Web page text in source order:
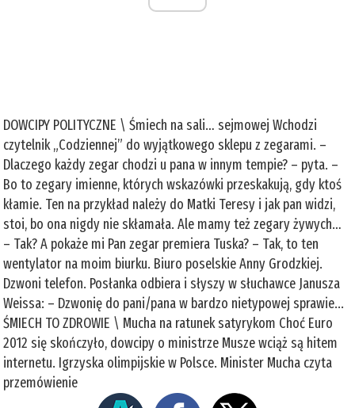
DOWCIPY POLITYCZNE \ Śmiech na sali… sejmowej Wchodzi
czytelnik „Codziennej” do wyjątkowego sklepu z zegarami. –
Dlaczego każdy zegar chodzi u pana w innym tempie? – pyta. –
Bo to zegary imienne, których wskazówki przeskakują, gdy ktoś
kłamie. Ten na przykład należy do Matki Teresy i jak pan widzi,
stoi, bo ona nigdy nie skłamała. Ale mamy też zegary żywych…
– Tak? A pokaże mi Pan zegar premiera Tuska? – Tak, to ten
wentylator na moim biurku. Biuro poselskie Anny Grodzkiej.
Dzwoni telefon. Posłanka odbiera i słyszy w słuchawce Janusza
Weissa: – Dzwonię do pani/pana w bardzo nietypowej sprawie...
ŚMIECH TO ZDROWIE \ Mucha na ratunek satyrykom Choć Euro
2012 się skończyło, dowcipy o ministrze Musze wciąż są hitem
internetu. Igrzyska olimpijskie w Polsce. Minister Mucha czyta
przemówienie